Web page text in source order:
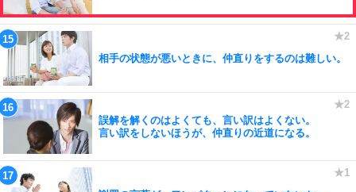
相手の状態が悪いときに、仲直りをするのは難しい。
誤解を解くのはよくても、言い訳はよくない。
言い訳をしないほうが、仲直りの近道になる。